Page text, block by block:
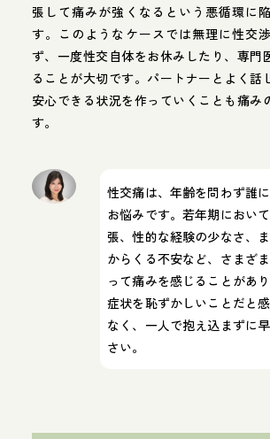
張して痛みが強くなるという悪循環に
す。このようなケースでは無理に性交
ず、一度性交自体をお休みしたり、専門
ることが大切です。パートナーとよく話
安心できる状況を作っていくことも痛み
す。
性交痛は、年齢を問わず誰
お悩みです。若年期におい
張、性的な経験の少なさ、
からくる不安など、さまざ
って痛みを感じることがあ
症状を恥ずかしいことだと
なく、一人で抱え込まずに
さい。